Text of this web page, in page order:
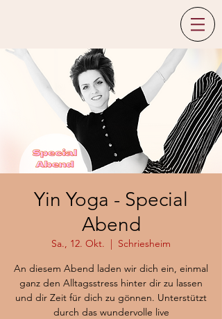
Yin Yoga - Special
Abend
Sa., 12. Okt.
  |
Schriesheim
An diesem Abend laden wir dich ein, einmal
ganz den Alltagsstress hinter dir zu lassen
und dir Zeit für dich zu gönnen. Unterstützt
durch das wundervolle live